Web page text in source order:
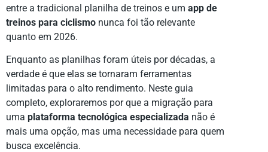
entre a tradicional planilha de treinos e um app de
treinos para ciclismo nunca foi tão relevante
quanto em 2026.
Enquanto as planilhas foram úteis por décadas, a
verdade é que elas se tornaram ferramentas
limitadas para o alto rendimento. Neste guia
completo, exploraremos por que a migração para
uma plataforma tecnológica especializada não é
mais uma opção, mas uma necessidade para quem
busca excelência.